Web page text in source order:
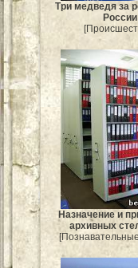
Три медведя за
России
Назначение и
архивных